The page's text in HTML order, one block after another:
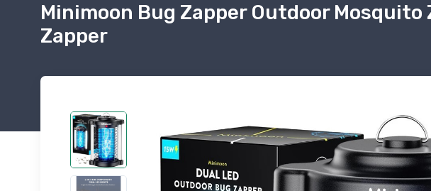
Minimoon Bug Zapper Outdoor
Zapper